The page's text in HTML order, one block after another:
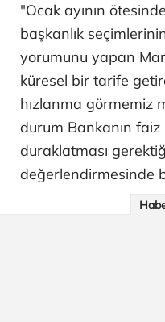
"Ocak ayının
başkanlık
yorumunu yapan
küresel bir tarife
hızlanma görmemiz
durum Bankanın
duraklatması
değerlendirmesinde